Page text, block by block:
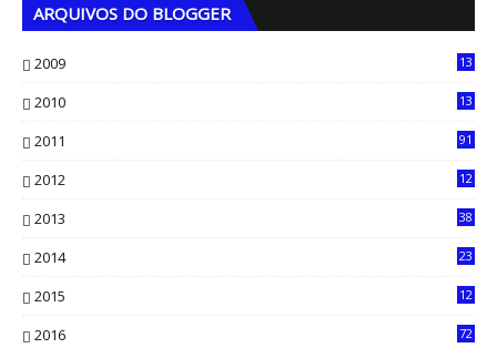
ARQUIVOS DO BLOGGER
2009
13
2010
13
2011 91
2012
12
2013
38
2014
23
2015
12
2016
72